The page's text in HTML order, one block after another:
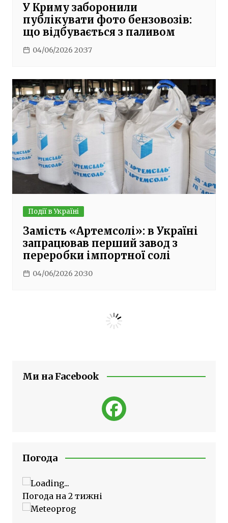
У Криму заборонили
публікувати фото бензовозів:
що відбувається з паливом
04/06/2026 20:37
Події в Україні
Замість «Артемсолі»: в Україні
запрацював перший завод з
переробки імпортної солі
04/06/2026 20:30
Ми на Facebook
Погода
Погода на 2 тижні